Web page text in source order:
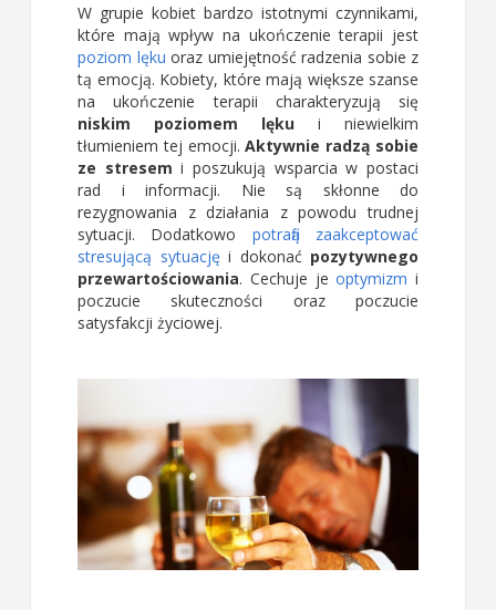
W grupie kobiet bardzo istotnymi czynnikami,
które mają wpływ na ukończenie terapii jest
poziom lęku oraz umiejętność radzenia sobie z
tą emocją. Kobiety, które mają większe szanse
na ukończenie terapii charakteryzują się
niskim poziomem lęku i niewielkim
tłumieniem tej emocji.Aktywnie radzą sobie
ze stresem i poszukują wsparcia w postaci
rad i informacji. Nie są skłonne do
rezygnowania z działania z powodu trudnej
sytuacji. Dodatkowo potrafią zaakceptować
stresującą sytuację i dokonać pozytywnego
przewartościowania. Cechuje jeoptymizm i
poczucie skuteczności oraz poczucie
satysfakcji życiowej.